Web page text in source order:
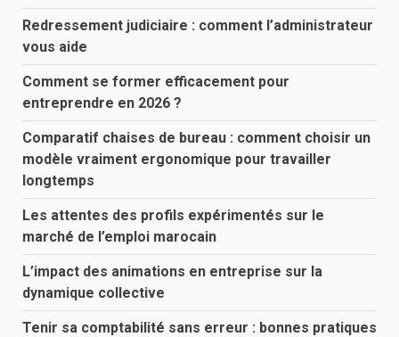
Redressement judiciaire : comment l’administrateur
vous aide
Comment se former efficacement pour
entreprendre en 2026 ?
Comparatif chaises de bureau : comment choisir un
modèle vraiment ergonomique pour travailler
longtemps
Les attentes des profils expérimentés sur le
marché de l’emploi marocain
L’impact des animations en entreprise sur la
dynamique collective
Tenir sa comptabilité sans erreur : bonnes pratiques